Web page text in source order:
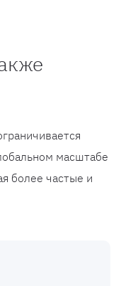
масштабе
более частые и